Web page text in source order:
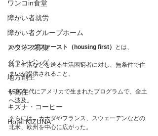
ワンコin食堂
障がい者就労
障がい者グループホーム
スタッフ募集
グランピング
地方創生
サ高住
キズナ・コーヒー
Hotel KIZUNA
ハウジングファースト（housing first） とは、
路上生活などを送る生活困窮者に対し、無条件で住
まいが提供されること。
1990年代にアメリカで生まれたプログラムで、全土
へ波及。
さらには、カナダやフランス、スウェーデンなどの
北米、欧州を中心に広がった。